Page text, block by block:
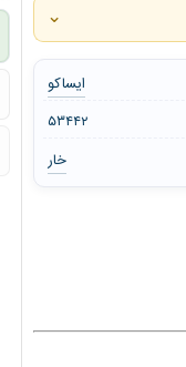
⌄
ایساکو
۵۳۴۴۲
خار